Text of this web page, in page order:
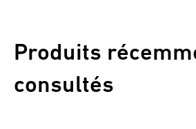
Produits
consultés